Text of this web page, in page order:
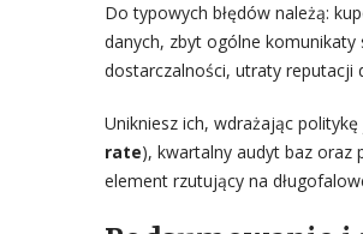
Do typowych błędów należą:
danych, zbyt ogólne
dostarczalności, utraty reputacji
Unikniesz ich, wdrażając
rate), kwartalny audyt baz oraz
element rzutujący na